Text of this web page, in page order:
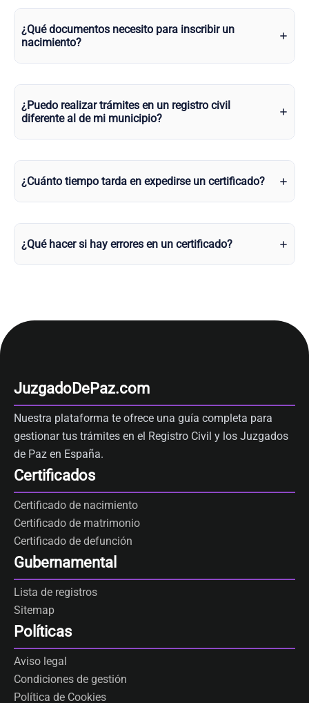
¿Qué documentos necesito para inscribir un
nacimiento?
¿Puedo realizar trámites en un registro civil
diferente al de mi municipio?
¿Cuánto tiempo tarda en expedirse un certificado?
¿Qué hacer si hay errores en un certificado?
JuzgadoDePaz.com
Nuestra plataforma te ofrece una guía completa para
gestionar tus trámites en el Registro Civil y los Juzgados
de Paz en España.
Certificados
Certificado de nacimiento
Certificado de matrimonio
Certificado de defunción
Gubernamental
Lista de registros
Sitemap
Políticas
Aviso legal
Condiciones de gestión
Política de Cookies